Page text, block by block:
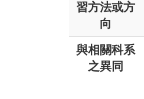
習方法或方
向
與相關科系
之異同